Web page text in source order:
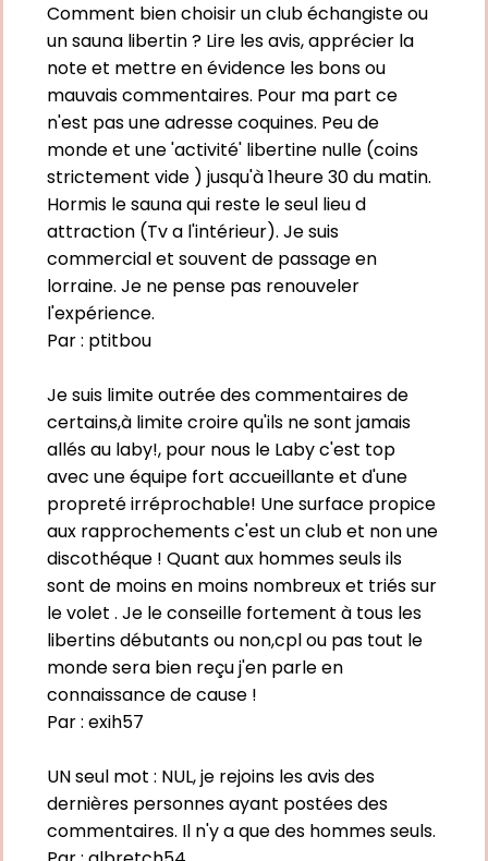
Comment bien choisir un club échangiste ou
un sauna libertin ? Lire les avis, apprécier la
note et mettre en évidence les bons ou
mauvais commentaires. Pour ma part ce
n'est pas une adresse coquines. Peu de
monde et une 'activité' libertine nulle (coins
strictement vide ) jusqu'à 1heure 30 du matin.
Hormis le sauna qui reste le seul lieu d
attraction (Tv a l'intérieur). Je suis
commercial et souvent de passage en
lorraine. Je ne pense pas renouveler
l'expérience.
Par : ptitbou
Je suis limite outrée des commentaires de
certains,à limite croire qu'ils ne sont jamais
allés au laby!, pour nous le Laby c'est top
avec une équipe fort accueillante et d'une
propreté irréprochable! Une surface propice
aux rapprochements c'est un club et non une
discothéque ! Quant aux hommes seuls ils
sont de moins en moins nombreux et triés sur
le volet . Je le conseille fortement à tous les
libertins débutants ou non,cpl ou pas tout le
monde sera bien reçu j'en parle en
connaissance de cause !
Par : exih57
UN seul mot : NUL, je rejoins les avis des
dernières personnes ayant postées des
commentaires. Il n'y a que des hommes seuls.